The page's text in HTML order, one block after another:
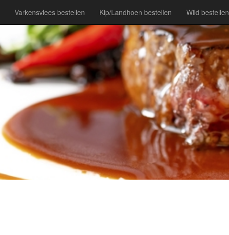
Varkensvlees bestellen Kip/Landhoen bestellen Wild bestellen